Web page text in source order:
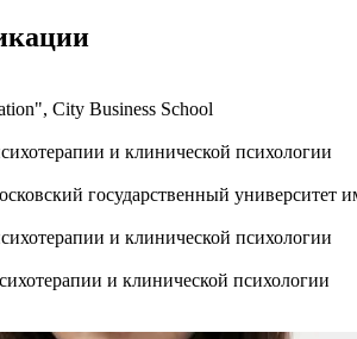
City Business School
и клинической психологии
государственный университет
и клинической психологии
и клинической психологии